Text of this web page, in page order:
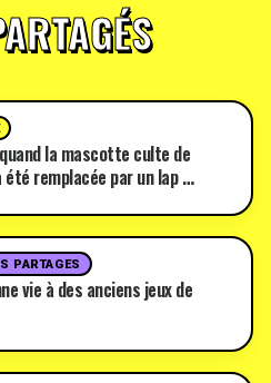
la mascotte culte de
été remplacée par un lap …
PARTAGES
vie à des anciens jeux de